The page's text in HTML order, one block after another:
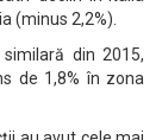
(minus 2,2%).
din 2015,
de 1,8% în zona